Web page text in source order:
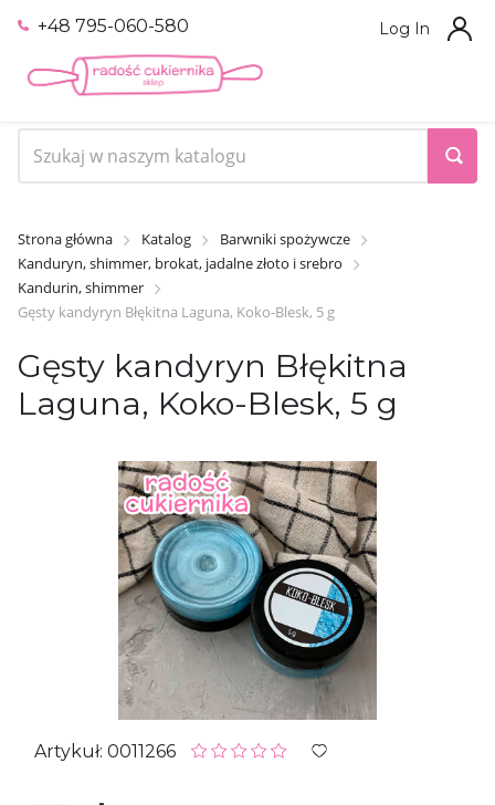
+48 795-060-580 Log In
Strona główna Katalog
Barwniki spożywcze
Kanduryn, shimmer, brokat, jadalne złoto i srebro
Kandurin, shimmer
Gęsty kandyryn Błękitna Laguna, Koko-Blesk, 5 g
Gęsty kandyryn Błękitna
Laguna, Koko-Blesk, 5 g
Artykuł: 0011266